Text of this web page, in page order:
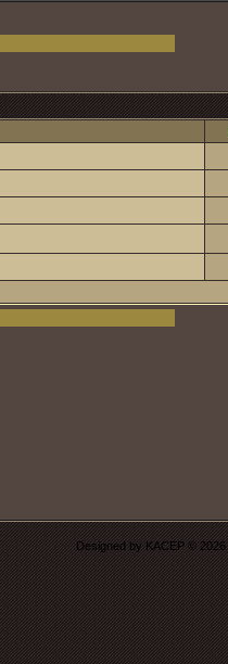
Designed by KACEP © 2026